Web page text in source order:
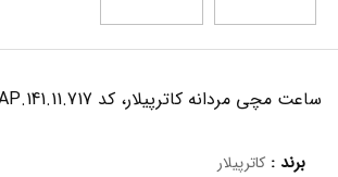
ساعت مچی مردانه کاترپیلار، کد AP.141.11.717
برند : کاترپیلار